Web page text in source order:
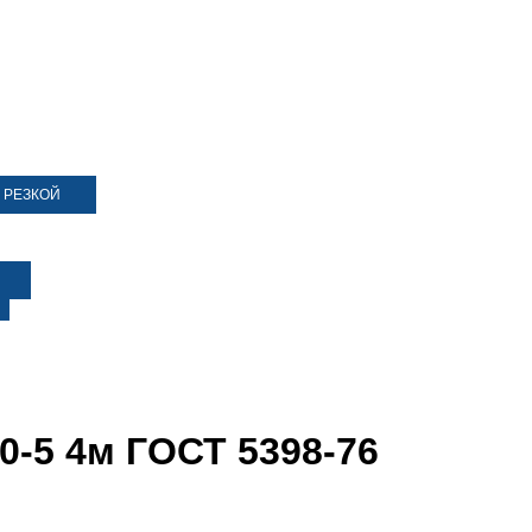
5 4м ГОСТ 5398-76